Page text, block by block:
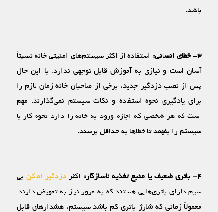
باشد.
۳- خطای انسانی:
استفاده از اکثر سیستم‌های امنیتی خانه نسبتاً
آسان است و نیازی به آموزش قابل توجهی ندارد. با این حال
پس از نصب دزدگیر جدید، برخی از صاحبان خانه زمان لازم را
برای یادگیری نحوه استفاده و نکات سیستم نمی‌گذارند. مهم
است که هر شخصی که اجازه ورود به خانه را دارد نحوه کار با
سیستم را بفهمد تا خطاها به حداقل برسند.
۴- باتری ضعیف یا منبع تغذیه ناسازگار: اکثر دزدگیر اماکن بی
سیم دارای باتری‌هایی هستند که به مرور نیاز به تعویض دارند.
معمولاً زمانی که شارژ باتری کم باشد سیستم، هشدارهای قابل